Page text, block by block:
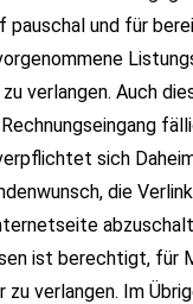
pauschal und für
verlangen. Auch
sich
die
ist berechtigt, für
zu verlangen. Im